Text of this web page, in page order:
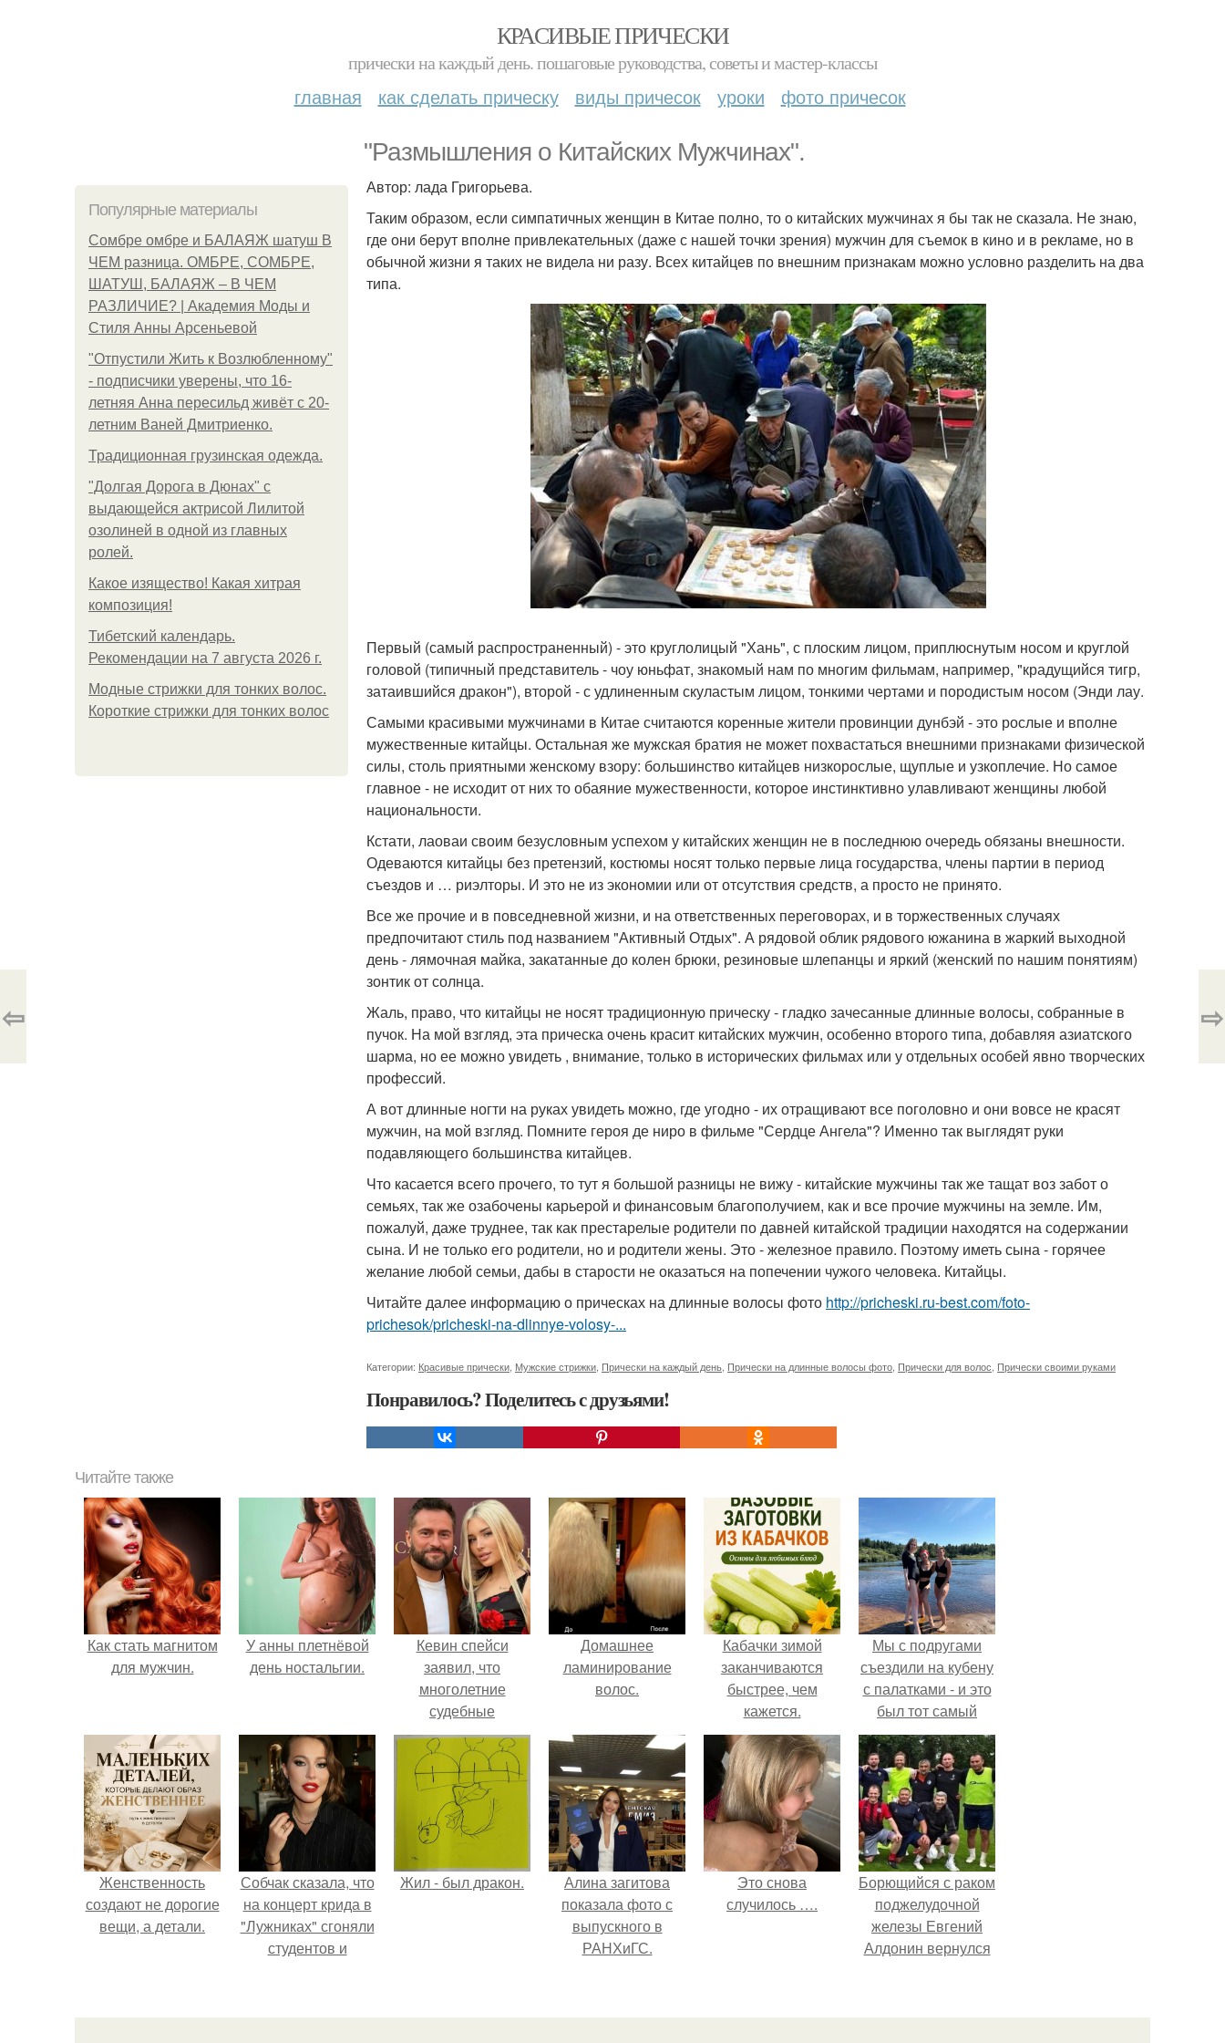
КРАСИВЫЕ ПРИЧЕСКИ
прически на каждый день. пошаговые руководства, советы и мастер-классы
главная как сделать прическу виды причесок уроки фото причесок
"Размышления о Китайских Мужчинах".
Популярные материалы
Сомбре омбре и БАЛАЯЖ шатуш В
ЧЕМ разница. ОМБРЕ, СОМБРЕ,
ШАТУШ, БАЛАЯЖ – В ЧЕМ
РАЗЛИЧИЕ? | Академия Моды и
Стиля Анны Арсеньевой
"Отпустили Жить к Возлюбленному"
- подписчики уверены, что 16-
летняя Анна пересильд живёт с 20-
летним Ваней Дмитриенко.
Традиционная грузинская одежда.
"Долгая Дорога в Дюнах" с
выдающейся актрисой Лилитой
озолиней в одной из главных
ролей.
Какое изящество! Какая хитрая
композиция!
Тибетский календарь.
Рекомендации на 7 августа 2026 г.
Модные стрижки для тонких волос.
Короткие стрижки для тонких волос
Автор: лада Григорьева.
Таким образом, если симпатичных женщин в Китае полно, то о китайских мужчинах я бы так не сказала. Не знаю,
где они берут вполне привлекательных (даже с нашей точки зрения) мужчин для съемок в кино и в рекламе, но в
обычной жизни я таких не видела ни разу. Всех китайцев по внешним признакам можно условно разделить на два
типа.
Первый (самый распространенный) - это круглолицый "Хань", с плоским лицом, приплюснутым носом и круглой
головой (типичный представитель - чоу юньфат, знакомый нам по многим фильмам, например, "крадущийся тигр,
затаившийся дракон"), второй - с удлиненным скуластым лицом, тонкими чертами и породистым носом (Энди лау.
Самыми красивыми мужчинами в Китае считаются коренные жители провинции дунбэй - это рослые и вполне
мужественные китайцы. Остальная же мужская братия не может похвастаться внешними признаками физической
силы, столь приятными женскому взору: большинство китайцев низкорослые, щуплые и узкоплечие. Но самое
главное - не исходит от них то обаяние мужественности, которое инстинктивно улавливают женщины любой
национальности.
Кстати, лаоваи своим безусловным успехом у китайских женщин не в последнюю очередь обязаны внешности.
Одеваются китайцы без претензий, костюмы носят только первые лица государства, члены партии в период
съездов и … риэлторы. И это не из экономии или от отсутствия средств, а просто не принято.
Все же прочие и в повседневной жизни, и на ответственных переговорах, и в торжественных случаях
предпочитают стиль под названием "Активный Отдых". А рядовой облик рядового южанина в жаркий выходной
день - лямочная майка, закатанные до колен брюки, резиновые шлепанцы и яркий (женский по нашим понятиям)
зонтик от солнца.
Жаль, право, что китайцы не носят традиционную прическу - гладко зачесанные длинные волосы, собранные в
пучок. На мой взгляд, эта прическа очень красит китайских мужчин, особенно второго типа, добавляя азиатского
шарма, но ее можно увидеть , внимание, только в исторических фильмах или у отдельных особей явно творческих
профессий.
А вот длинные ногти на руках увидеть можно, где угодно - их отращивают все поголовно и они вовсе не красят
мужчин, на мой взгляд. Помните героя де ниро в фильме "Сердце Ангела"? Именно так выглядят руки
подавляющего большинства китайцев.
Что касается всего прочего, то тут я большой разницы не вижу - китайские мужчины так же тащат воз забот о
семьях, так же озабочены карьерой и финансовым благополучием, как и все прочие мужчины на земле. Им,
пожалуй, даже труднее, так как престарелые родители по давней китайской традиции находятся на содержании
сына. И не только его родители, но и родители жены. Это - железное правило. Поэтому иметь сына - горячее
желание любой семьи, дабы в старости не оказаться на попечении чужого человека. Китайцы.
Читайте далее информацию о прическах на длинные волосы фото http://pricheski.ru-best.com/foto-
prichesok/pricheski-na-dlinnye-volosy-...
Категории: Красивые прически Мужские стрижки Прически на каждый день Прически на длинные волосы фото Прически для волос Прически своими руками
Понравилось? Поделитесь с друзьями!
⇦ ⇨
Читайте также
Как стать магнитом
для мужчин.
У анны плетнёвой
день ностальгии.
Кевин спейси
заявил, что
многолетние
судебные
разбирательства
практически
уничтожили его
состояние.
Домашнее
ламинирование
волос.
Кабачки зимой
заканчиваются
быстрее, чем
кажется.
Мы с подругами
съездили на кубену
с палатками - и это
был тот самый
отдых, после
которого долго
смеёшься,
вспоминая каждую
мелочь!
Женственность
создают не дорогие
вещи, а детали.
Собчак сказала, что
на концерт крида в
"Лужниках" сгоняли
студентов и
так везде были
Жил - был дракон.
Алина загитова
показала фото с
выпускного в
РАНХиГС.
Это снова
случилось ….
Борющийся с раком
поджелудочной
железы Евгений
Алдонин вернулся
в Германии.